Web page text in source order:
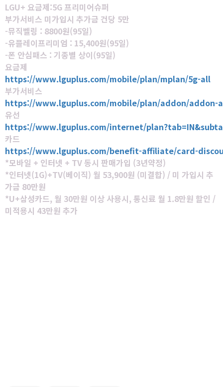
LGU+ 요금제:5G 프리미어슈퍼
부가서비스 미가입시 추가금 건당 5만
-뮤직벨링 : 8800원(95일)
-유플레이프리미엄 : 15,400원(95일)
-폰 안심패스 : 기종별 상이(95일)
요금제
https://www.lguplus.com/mobile/plan/mplan/5g-all
부가서비스
https://www.lguplus.com/mobile/plan/addon/addon-
유선
https://www.lguplus.com/internet/
카드
https://www.lguplus.com/benefit-affiliate/card-
*모바일 + 인터넷 + TV 동시 판매가입 (3년약정)
*인터넷(1G)+TV(베이직) 월 53,900원 (미결합) / 미 가입시 추
가금 80만원
*U+삼성카드, 월 30만원 이상 사용시, 통신료 월 1.8만원 할인 /
미적용시 43만원 추가